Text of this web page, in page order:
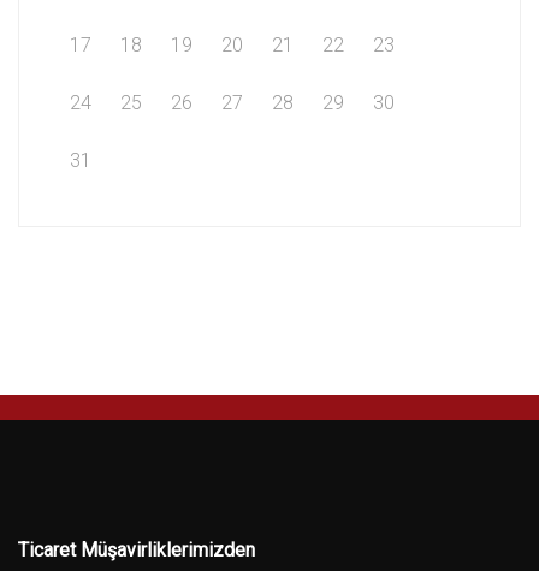
17 18 19 20 21 22 23
24 25 26 27 28 29 30
31
Ticaret Müşavirliklerimizden